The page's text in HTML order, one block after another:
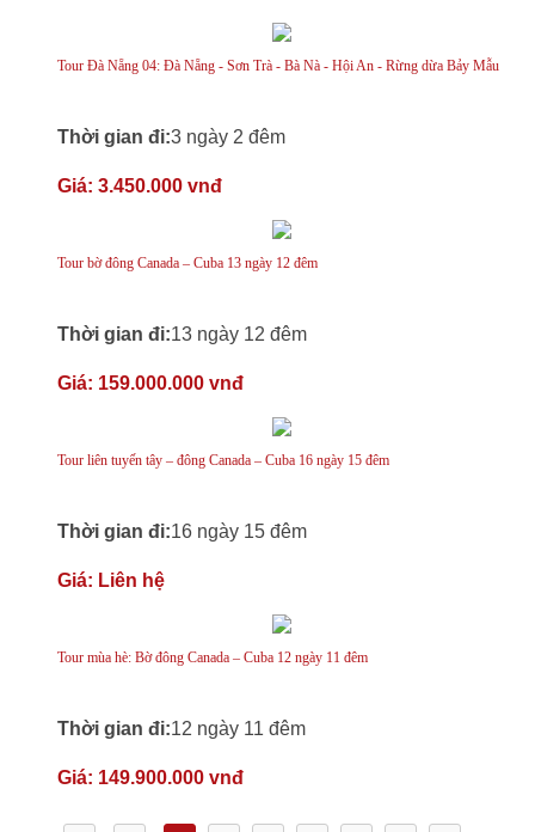
Tour Đà Nẵng 04: Đà Nẵng - Sơn Trà - Bà Nà - Hội An - Rừng dừa Bảy Mẫu
Thời gian đi:3 ngày 2 đêm
Giá: 3.450.000 vnđ
Tour bờ đông Canada – Cuba 13 ngày 12 đêm
Thời gian đi:13 ngày 12 đêm
Giá: 159.000.000 vnđ
Tour liên tuyến tây – đông Canada – Cuba 16 ngày 15 đêm
Thời gian đi:16 ngày 15 đêm
Giá: Liên hệ
Tour mùa hè: Bờ đông Canada – Cuba 12 ngày 11 đêm
Thời gian đi:12 ngày 11 đêm
Giá: 149.900.000 vnđ